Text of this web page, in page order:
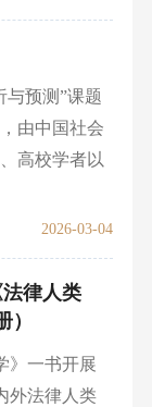
与预测”课题
由中国社会
高校学者以
2026-03-04
法律人类
）
》一书开展
外法律人类